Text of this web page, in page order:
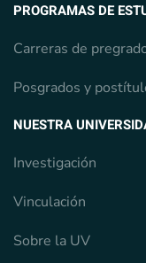
PROGRAMAS DE
Carreras de
Posgrados y
NUESTRA
Investigación
Vinculación
Sobre la UV